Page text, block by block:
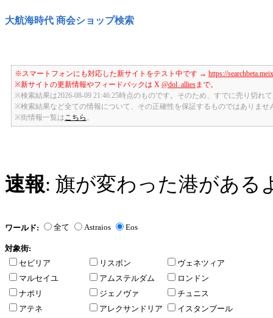
大航海時代 商会ショップ検索
※スマートフォンにも対応した新サイトをテスト中です → https://
※新サイトの更新情報やフィードバックは X @dol_alliesまで。
※検索結果は2026-08-09 21:46:25時点のものです。そのため、すでに売り切れ
※検索結果など全ての情報について、その正確性を保証するものではありませ
※街情報一覧は こちら
速報: 旗が変わった港がある
ワールド: 全て Astraios Eos
対象街:
セビリア
リスボン
ヴェネツィア
マルセイユ
アムステルダム
ロンドン
ナポリ
ジェノヴァ
チュニス
アテネ
アレクサンドリア
イスタンブール